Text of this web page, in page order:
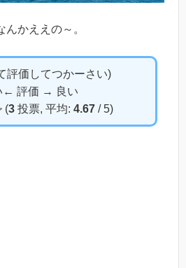
かええの～。
評価してつかーさい)
← 評価 → 良い
(3投票, 平均: 4.67/ 5)